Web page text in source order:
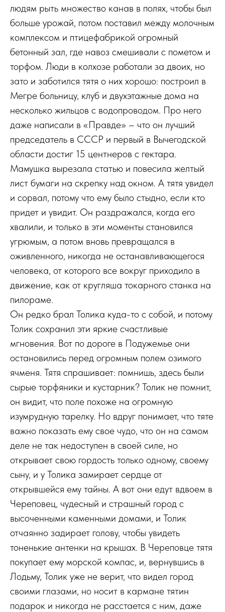
людям рыть множество канав в полях, чтобы был
больше урожай, потом поставил между молочным
комплексом и птицефабрикой огромный
бетонный зал, где навоз смешивали с пометом и
торфом. Люди в колхозе работали за двоих, но
зато и заботился тятя о них хорошо: построил в
Мегре больницу, клуб и двухэтажные дома на
несколько жильцов с водопроводом. Про него
даже написали в «Правде» – что он лучший
председатель в СССР и первый в Вычегодской
области достиг 15 центнеров с гектара.
Мамушка вырезала статью и повесила желтый
лист бумаги на скрепку над окном. А тятя увидел
и сорвал, потому что ему было стыдно, если кто
придет и увидит. Он раздражался, когда его
хвалили, и только в эти моменты становился
угрюмым, а потом вновь превращался в
оживленного, никогда не останавливающегося
человека, от которого все вокруг приходило в
движение, как от кругляша токарного станка на
пилораме.
Он редко брал Толика куда-то с собой, и потому
Толик сохранил эти яркие счастливые
мгновения. Вот по дороге в Подужемье они
остановились перед огромным полем озимого
ячменя. Тятя спрашивает: помнишь, здесь были
сырые торфяники и кустарник? Толик не помнит,
он видит, что поле похоже на огромную
изумрудную тарелку. Но вдруг понимает, что тяте
важно показать ему свое чудо, что он на самом
деле не так недоступен в своей силе, но
открывает свою гордость только одному, своему
сыну, и у Толика замирает сердце от
открывшейся ему тайны. А вот они едут вдвоем в
Череповец, чудесный и страшный город с
высоченными каменными домами, и Толик
отчаянно задирает голову, чтобы увидеть
тоненькие антенки на крышах. В Череповце тятя
покупает ему морской компас, и, вернувшись в
Лодьму, Толик уже не верит, что видел город
своими глазами, но носит в кармане тятин
подарок и никогда не расстается с ним, даже